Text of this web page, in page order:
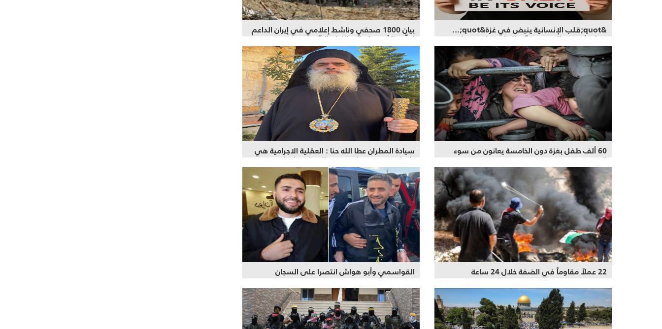
&quot;قلب الإنسانية ينبض في غزة&quot;...
حملة شعبية عالمية تتصدّى للإبادة وتكسر جدار
الصمت
بيان 1800 صحفي وناشط إعلامي في إيران الداعم
لغزّة والمُدين لجرائم الكيان الصّهيوني
60 ألف طفل بغزة دون الخامسة يعانون من سوء
التغذية
سيادة المطران عطا الله حنا : العقلية الاجرامية هي
ذاتها ومن يدفع فاتورة هذه السياسة انما هم
المدنيون الابرياء
22 عملاً مقاوماً في الضفة خلال 24 ساعة القواسمي وأبو هواش انتصرا على السجان